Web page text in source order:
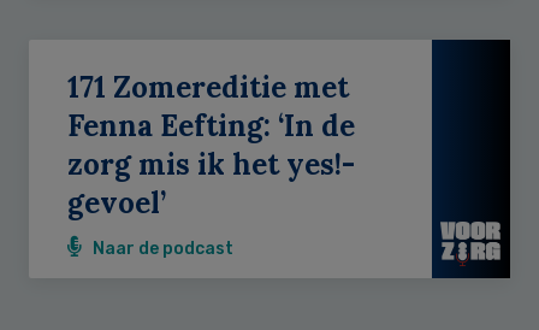
171 Zomereditie met
Fenna Eefting: ‘In de
zorg mis ik het yes!-
gevoel’
Naar de podcast